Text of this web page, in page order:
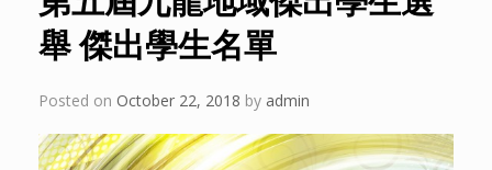
舉 傑出學生名單
Posted on October 22, 2018 by admin